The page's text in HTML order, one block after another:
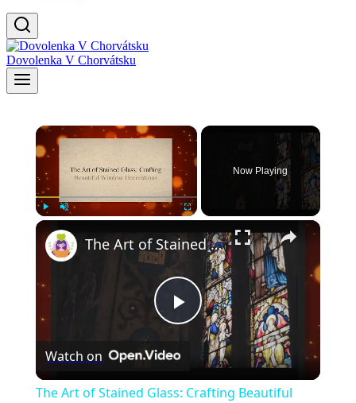
Dovolenka V Chorvátsku
×
Now Playing
×
Play
Video
The Art of Stained Glass: Crafting Beautiful Window Decorations
Watch on
The Art of Stained Glass: Crafting Beautiful